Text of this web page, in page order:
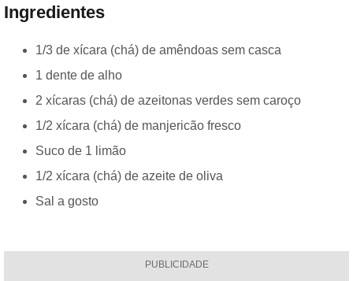
Ingredientes
1/3 de xícara (chá) de amêndoas sem casca
1 dente de alho
2 xícaras (chá) de azeitonas verdes sem caroço
1/2 xícara (chá) de manjericão fresco
Suco de 1 limão
1/2 xícara (chá) de azeite de oliva
Sal a gosto
PUBLICIDADE